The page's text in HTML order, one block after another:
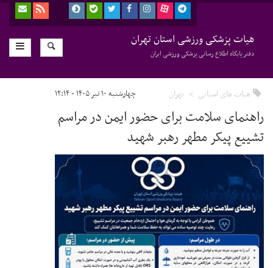
هیات پزشکی ورزشی استان تهران
دفتر پایگاه اطلاع رسانی پزشکی ورزشی ایران
هیات های استانی تهران چهارشنبه ۱۰ تیر ۱۴۰۵ - ۱۲:۱۴
راهنمای سلامت برای حضور ایمن در مراسم
تشییع پیکر مطهر رهبر شهید